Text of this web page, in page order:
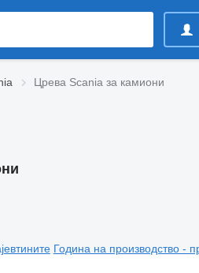
Црева Scania за камиони
Година на производство -